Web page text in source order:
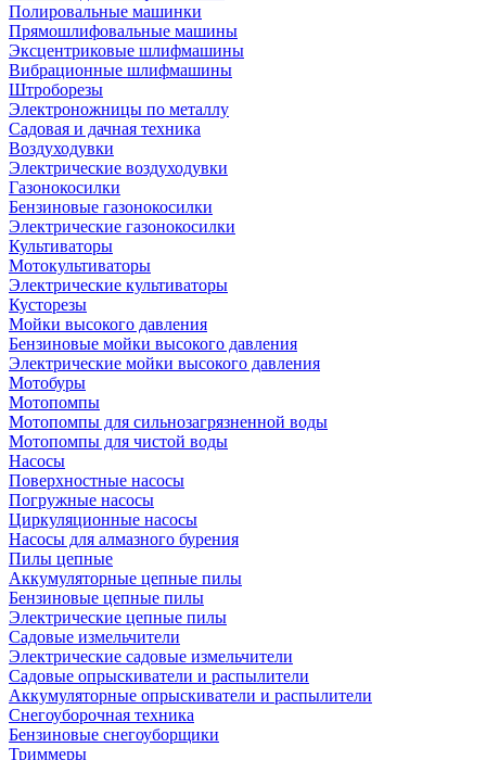
Полировальные машинки
Прямошлифовальные машины
Эксцентриковые шлифмашины
Вибрационные шлифмашины
Штроборезы
Электроножницы по металлу
Садовая и дачная техника
Воздуходувки
Электрические воздуходувки
Газонокосилки
Бензиновые газонокосилки
Электрические газонокосилки
Культиваторы
Мотокультиваторы
Электрические культиваторы
Кусторезы
Мойки высокого давления
Бензиновые мойки высокого давления
Электрические мойки высокого давления
Мотобуры
Мотопомпы
Мотопомпы для сильнозагрязненной воды
Мотопомпы для чистой воды
Насосы
Поверхностные насосы
Погружные насосы
Циркуляционные насосы
Насосы для алмазного бурения
Пилы цепные
Аккумуляторные цепные пилы
Бензиновые цепные пилы
Электрические цепные пилы
Садовые измельчители
Электрические садовые измельчители
Садовые опрыскиватели и распылители
Аккумуляторные опрыскиватели и распылители
Снегоуборочная техника
Бензиновые снегоуборщики
Триммеры